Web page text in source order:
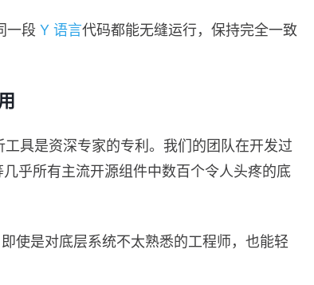
一段 Y 语言代码都能无缝运行，保持完全一致
具是资深专家的专利。我们的团队在开发过
乎所有主流开源组件中数百个令人头疼的底
使是对底层系统不太熟悉的工程师，也能轻